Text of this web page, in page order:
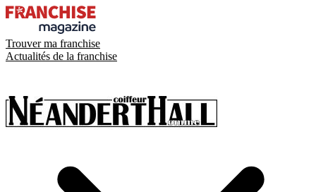
Trouver ma franchise
Actualités de la franchise